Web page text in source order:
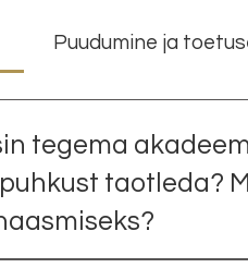
Puudumine ja
tegema
taotleda?